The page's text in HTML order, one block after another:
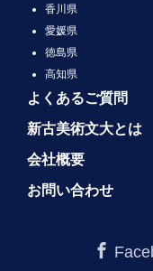
香川県
愛媛県
徳島県
高知県
よくあるご質問
新古美術文大とは
会社概要
お問い合わせ